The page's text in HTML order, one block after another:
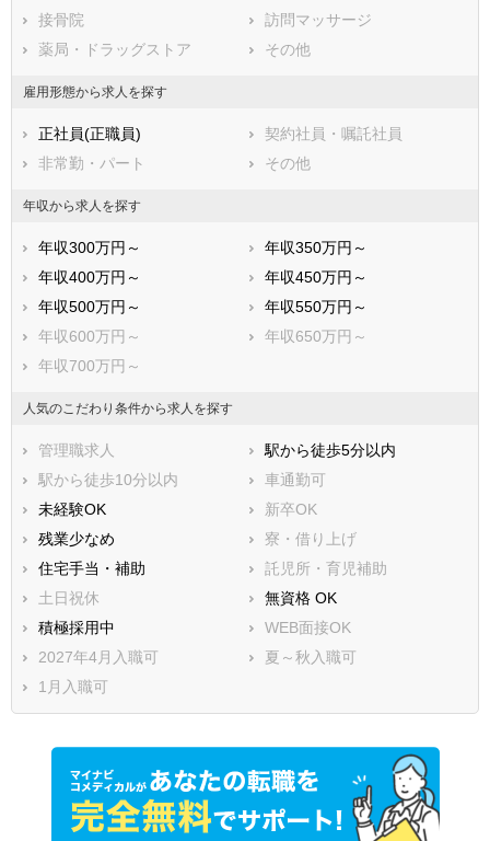
広島県
徳島県
香川県
愛媛県
鹿児島県
接骨院
訪問マッサージ
薬局・ドラッグストア
その他
雇用形態から求人を探す
正社員(正職員)
契約社員・嘱託社員
非常勤・パート
その他
年収から求人を探す
年収300万円～
年収350万円～
年収400万円～
年収450万円～
年収500万円～
年収550万円～
年収600万円～
年収650万円～
年収700万円～
人気のこだわり条件から求人を探す
管理職求人
駅から徒歩5分以内
駅から徒歩10分以内
車通勤可
未経験OK
新卒OK
残業少なめ
寮・借り上げ
住宅手当・補助
託児所・育児補助
土日祝休
無資格 OK
積極採用中
WEB面接OK
2027年4月入職可
夏～秋入職可
1月入職可